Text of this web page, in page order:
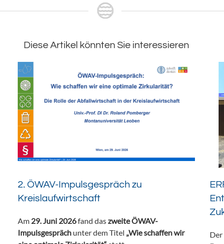
Diese Artikel könnten Sie interessieren
2. ÖWAV-Impulsgespräch zu
Kreislaufwirtschaft
Am 29. Juni 2026fand daszweite ÖWAV-
Impulsgespräch unter dem Titel „Wie schaffen wir